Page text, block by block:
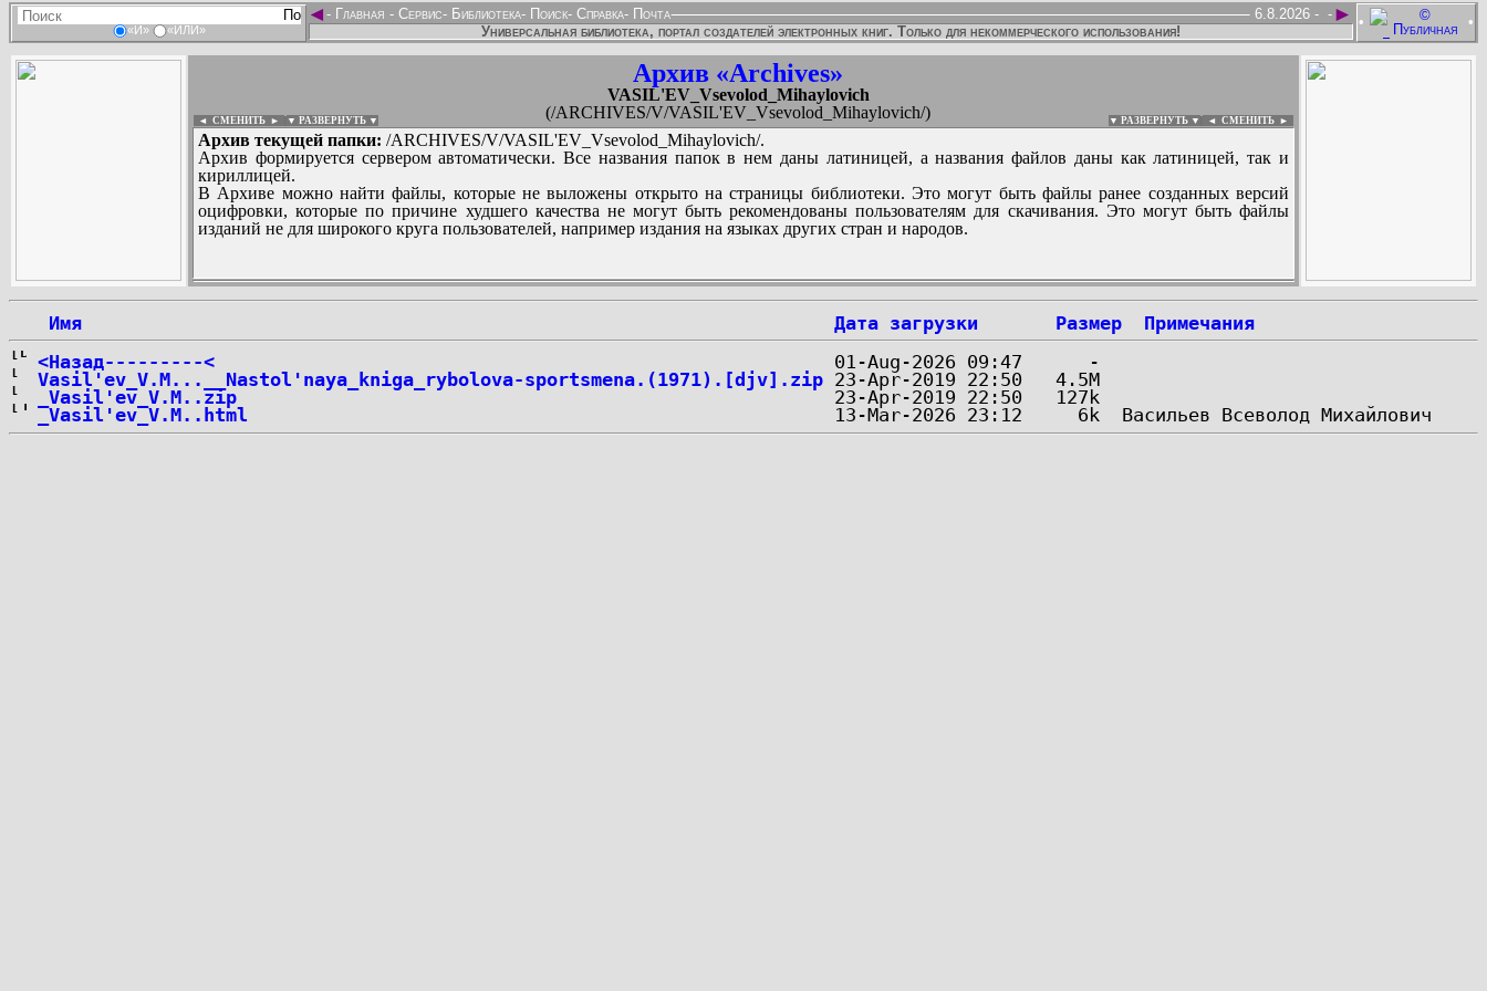
«И» «ИЛИ»
• •
◄ ►
- Главная - Сервис- Библиотека- Поиск- Справка- Почта -
6.8.2026 -
Универсальная библиотека, портал создателей электронных книг. Только для некоммерческого использования!
Архив «Archives»
VASIL'EV_Vsevolod_Mihaylovich
(/ARCHIVES/V/VASIL'EV_Vsevolod_Mihaylovich/)
◄ СМЕНИТЬ ► ▼ РАЗВЕРНУТЬ ▼ ▼ РАЗВЕРНУТЬ ▼ ◄ СМЕНИТЬ ►
Архив текущей папки: /ARCHIVES/V/VASIL'EV_Vsevolod_Mihaylovich/.
Архив формируется сервером автоматически. Все названия папок в нем даны латиницей, а названия файлов даны как латиницей, так и
кириллицей.
В Архиве можно найти файлы, которые не выложены открыто на страницы библиотеки. Это могут быть файлы ранее созданных версий
оцифровки, которые по причине худшего качества не могут быть рекомендованы пользователям для скачивания. Это могут быть файлы
изданий не для широкого круга пользователей, например издания на языках других стран и народов.
:
...
Имя Дата загрузки Размер
Примечания
<Назад---------<
Vasil'ev_V.M...__Nastol'naya_kniga_rybolova-sportsmena.(1971).[djv].zip
_Vasil'ev_V.M..zip
_Vasil'ev_V.M..html